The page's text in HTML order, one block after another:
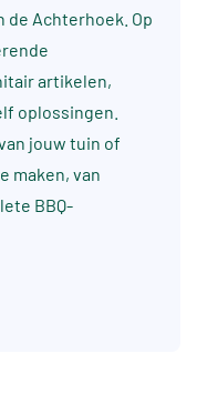
de Achterhoek. Op
artikelen,
oplossingen.
jouw tuin of
maken, van
BBQ-